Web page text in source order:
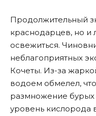
Продолжительный
краснодарцев, но и
освежиться.
неблагоприятных
Кочеты. Из-за
водоем обмелел,
размножение
уровень кислорода